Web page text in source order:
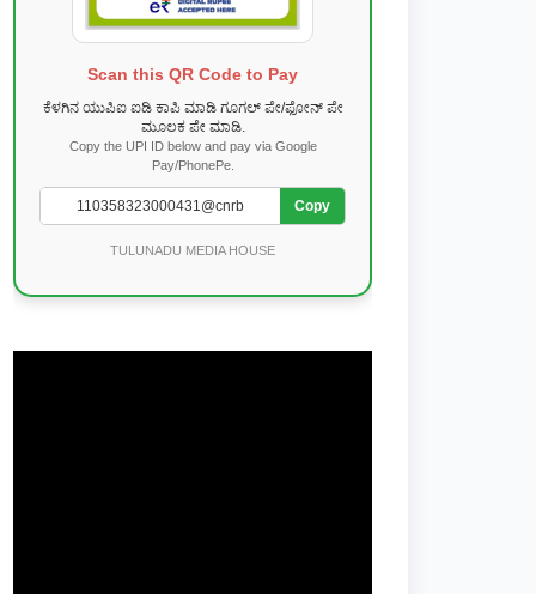
Scan this QR Code to Pay
ಕೆಳಗಿನ ಯುಪಿಐ ಐಡಿ ಕಾಪಿ ಮಾಡಿ ಗೂಗಲ್ ಪೇ/ಫೋನ್ ಪೇ
ಮೂಲಕ ಪೇ ಮಾಡಿ.
Copy the UPI ID below and pay via Google
Pay/PhonePe.
Copy
TULUNADU MEDIA HOUSE